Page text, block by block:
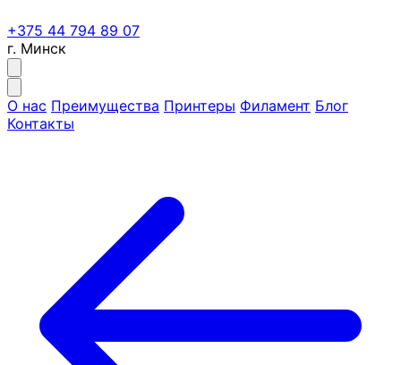
+375 44 794 89 07
г. Минск
О нас Преимущества Принтеры Филамент Блог
Контакты